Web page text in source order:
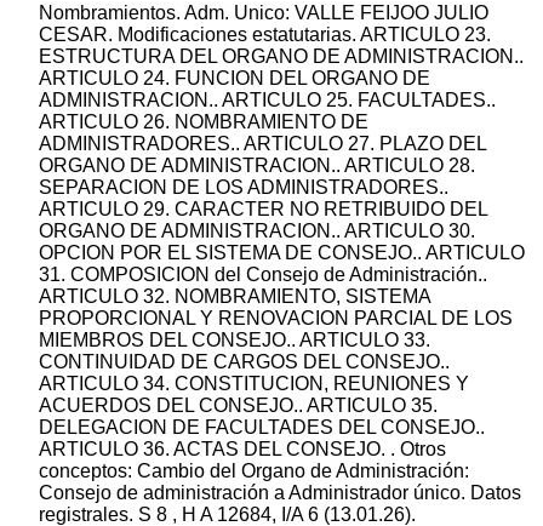
Nombramientos. Adm. Unico: VALLE FEIJOO JULIO
CESAR. Modificaciones estatutarias. ARTICULO 23.
ESTRUCTURA DEL ORGANO DE ADMINISTRACION..
ARTICULO 24. FUNCION DEL ORGANO DE
ADMINISTRACION.. ARTICULO 25. FACULTADES..
ARTICULO 26. NOMBRAMIENTO DE
ADMINISTRADORES.. ARTICULO 27. PLAZO DEL
ORGANO DE ADMINISTRACION.. ARTICULO 28.
SEPARACION DE LOS ADMINISTRADORES..
ARTICULO 29. CARACTER NO RETRIBUIDO DEL
ORGANO DE ADMINISTRACION.. ARTICULO 30.
OPCION POR EL SISTEMA DE CONSEJO.. ARTICULO
31. COMPOSICION del Consejo de Administración..
ARTICULO 32. NOMBRAMIENTO, SISTEMA
PROPORCIONAL Y RENOVACION PARCIAL DE LOS
MIEMBROS DEL CONSEJO.. ARTICULO 33.
CONTINUIDAD DE CARGOS DEL CONSEJO..
ARTICULO 34. CONSTITUCION, REUNIONES Y
ACUERDOS DEL CONSEJO.. ARTICULO 35.
DELEGACION DE FACULTADES DEL CONSEJO..
ARTICULO 36. ACTAS DEL CONSEJO. . Otros
conceptos: Cambio del Organo de Administración:
Consejo de administración a Administrador único. Datos
registrales. S 8 , H A 12684, I/A 6 (13.01.26).